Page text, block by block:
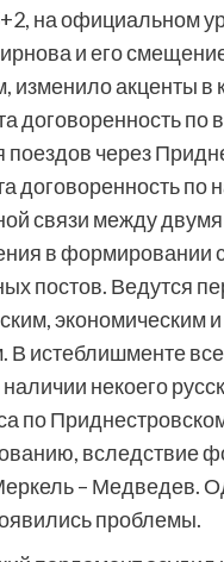
на официальном
и его
изменило акценты в
договоренность по
через
договоренность
связи между
в формировании
постов. Ведутся
экономическим
В истеблишменте
наличии некоего
по
вследствие
– Медведев.
проблемы.